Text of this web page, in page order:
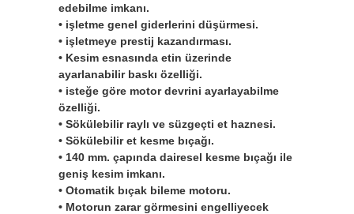
edebilme imkanı.
• işletme genel giderlerini düşürmesi.
• işletmeye prestij kazandırması.
• Kesim esnasında etin üzerinde
ayarlanabilir baskı özelliği.
• isteğe göre motor devrini ayarlayabilme
özelliği.
• Sökülebilir raylı ve süzgeçti et haznesi.
• Sökülebilir et kesme bıçağı.
• 140 mm. çapında dairesel kesme bıçağı ile
geniş kesim imkanı.
• Otomatik bıçak bileme motoru.
• Motorun zarar görmesini engelliyecek